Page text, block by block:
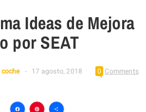
Ideas de Mejora
por SEAT
17 agosto, 2018 0 Comments